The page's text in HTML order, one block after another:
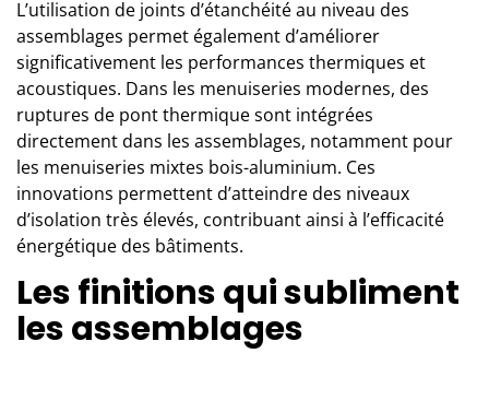
L’utilisation de joints d’étanchéité au niveau des
assemblages permet également d’améliorer
significativement les performances thermiques et
acoustiques. Dans les menuiseries modernes, des
ruptures de pont thermique sont intégrées
directement dans les assemblages, notamment pour
les menuiseries mixtes bois-aluminium. Ces
innovations permettent d’atteindre des niveaux
d’isolation très élevés, contribuant ainsi à l’efficacité
énergétique des bâtiments.
Les finitions qui subliment
les assemblages